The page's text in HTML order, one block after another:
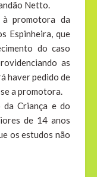
Netto.
promotora da
Espinheira, que
do caso
as
haver pedido de
a promotora.
Criança e do
de 14 anos
os estudos não